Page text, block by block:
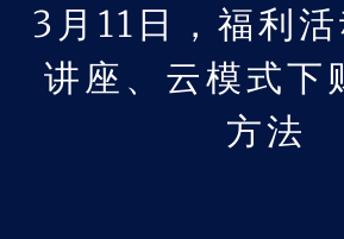
3月11日，福利
讲座、云模式下
方法